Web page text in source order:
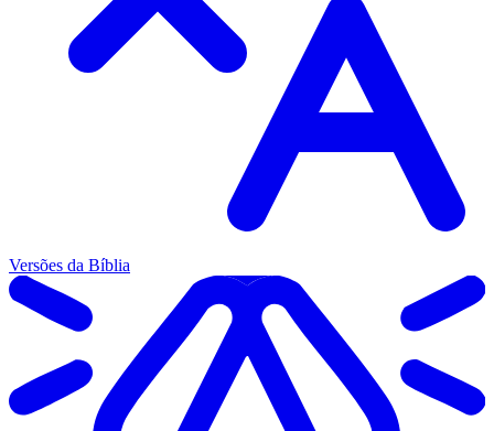
Versões da Bíblia